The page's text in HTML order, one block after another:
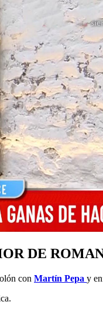
DE
con Martín Pepa y